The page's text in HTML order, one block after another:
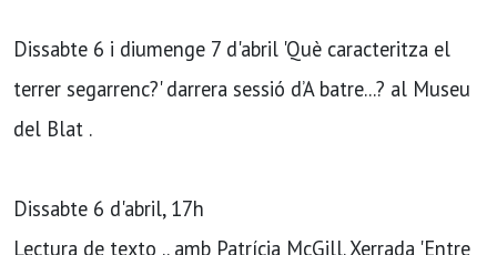
Dissabte 6 i diumenge 7 d'abril 'Què caracteritza el
terrer segarrenc?' darrera sessió d’A batre...? al Museu
del Blat .
Dissabte 6 d'abril, 17h
Lectura de texto .. amb Patrícia McGill. Xerrada 'Entre